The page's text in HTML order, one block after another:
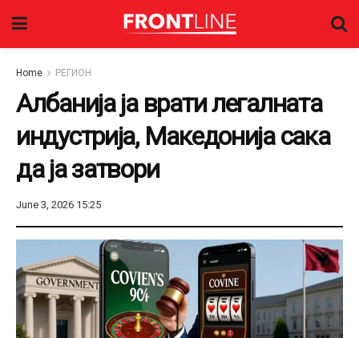
Home РЕГИОН
Албанија ја врати легалната
индустрија, Македонија сака
да ја затвори
June 3, 2026 15:25